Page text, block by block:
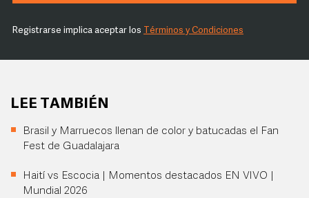
Registrarse implica aceptar los Términos y Condiciones
LEE TAMBIÉN
Brasil y Marruecos llenan de color y batucadas el Fan
Fest de Guadalajara
Haití vs Escocia | Momentos destacados EN VIVO |
Mundial 2026